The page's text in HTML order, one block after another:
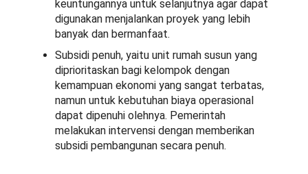
keuntungannya untuk selanjutnya agar dapat
digunakan menjalankan proyek yang lebih
banyak dan bermanfaat.
Subsidi penuh, yaitu unit rumah susun yang
diprioritaskan bagi kelompok dengan
kemampuan ekonomi yang sangat terbatas,
namun untuk kebutuhan biaya operasional
dapat dipenuhi olehnya. Pemerintah
melakukan intervensi dengan memberikan
subsidi pembangunan secara penuh.